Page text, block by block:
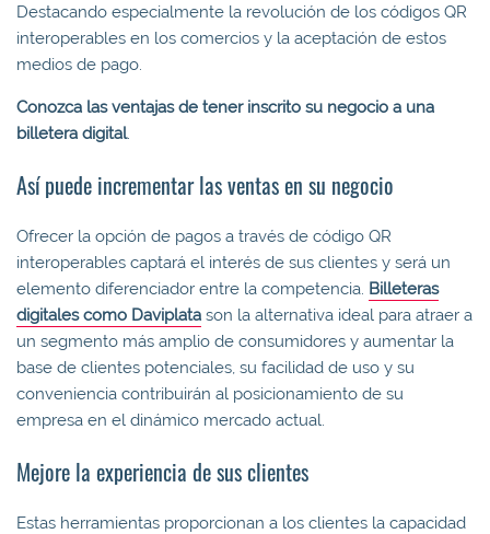
Destacando especialmente la revolución de los códigos QR
interoperables en los comercios y la aceptación de estos
medios de pago.
Conozca las ventajas de tener inscrito su negocio a una
billetera digital.
Así puede incrementar las ventas en su negocio
Ofrecer la opción de pagos a través de código QR
interoperables captará el interés de sus clientes y será un
elemento diferenciador entre la competencia. Billeteras
digitales como Daviplata son la alternativa ideal para atraer a
un segmento más amplio de consumidores y aumentar la
base de clientes potenciales, su facilidad de uso y su
conveniencia contribuirán al posicionamiento de su
empresa en el dinámico mercado actual.
Mejore la experiencia de sus clientes
Estas herramientas proporcionan a los clientes la capacidad